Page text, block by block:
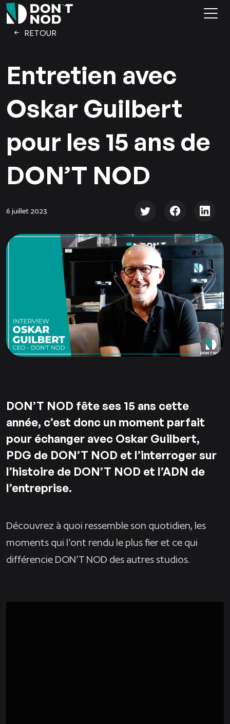
RETOUR
Entretien avec
Oskar Guilbert
pour les 15 ans de
DON’T NOD
6 juillet 2023
DON’T NOD fête ses 15 ans cette
année, c’est donc un moment parfait
pour échanger avec Oskar Guilbert,
PDG de DON’T NOD et l’interroger sur
l’histoire de DON’T NOD et l’ADN de
l’entreprise.
Découvrez à quoi ressemble son quotidien, les
moments qui l’ont rendu le plus fier et ce qui
différencie DON’T NOD des autres studios.